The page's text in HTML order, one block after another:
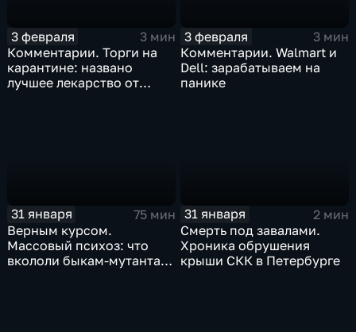
3 февраля
3 мин
Комментарии. Торги на
карантине: названо
лучшее лекарство от
3 февраля
3 мин
Комментарии. Walmart и
Dell: зарабатываем на
панике
31 января
75 мин
Верным курсом.
Массовый психоз: что
вкололи быкам-мутантам,
31 января
2 мин
Смерть под завалами.
Хроника обрушения
крыши СКК в Петербурге